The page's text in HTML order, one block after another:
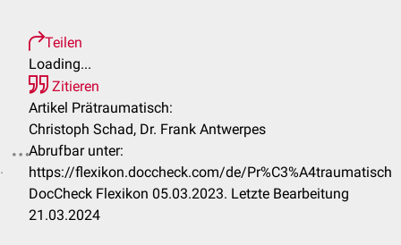
Teilen
Loading...
Zitieren
Artikel Prätraumatisch:
Christoph Schad, Dr. Frank Antwerpes
Abrufbar unter:
https://flexikon.doccheck.com/de/Pr%C3%A4traumatisch
DocCheck Flexikon 05.03.2023. Letzte Bearbeitung
21.03.2024